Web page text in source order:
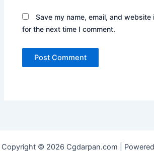
Save my name, email, and
for the next time I comment.
Copyright © 2026 Cgdarpan.com |